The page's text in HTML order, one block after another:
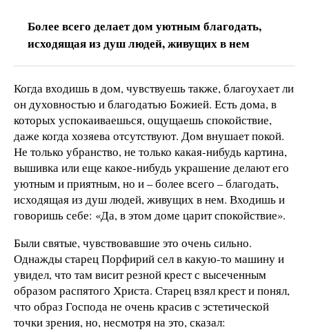
Более всего делает дом уютным благодать,
исходящая из душ людей, живущих в нем
Когда входишь в дом, чувствуешь также, благоухает ли
он духовностью и благодатью Божией. Есть дома, в
которых успокаиваешься, ощущаешь спокойствие,
даже когда хозяева отсутствуют. Дом внушает покой.
Не только убранство, не только какая-нибудь картина,
вышивка или еще какое-нибудь украшение делают его
уютным и приятным, но и – более всего – благодать,
исходящая из душ людей, живущих в нем. Входишь и
говоришь себе: «Да, в этом доме царит спокойствие».
Были святые, чувствовавшие это очень сильно.
Однажды старец Порфирий сел в какую-то машину и
увидел, что там висит резной крест с высеченным
образом распятого Христа. Старец взял крест и понял,
что образ Господа не очень красив с эстетической
точки зрения, но, несмотря на это, сказал: